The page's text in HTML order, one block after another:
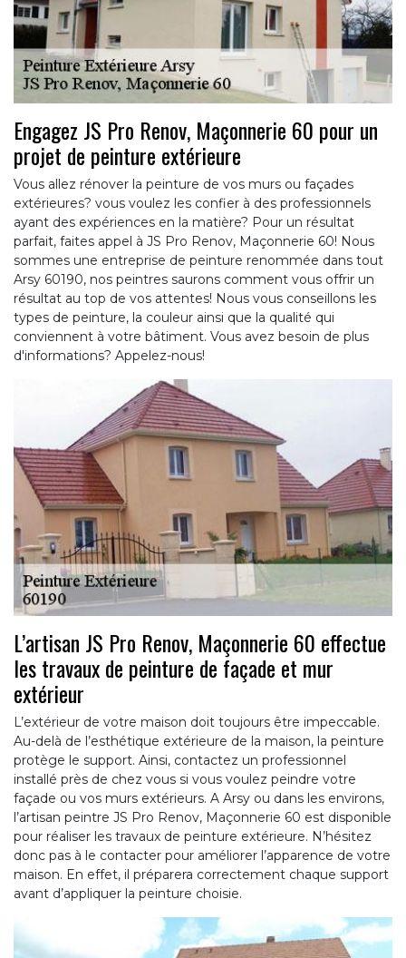
Engagez JS Pro Renov, Maçonnerie 60 pour un
projet de peinture extérieure
Vous allez rénover la peinture de vos murs ou façades
extérieures? vous voulez les confier à des professionnels
ayant des expériences en la matière? Pour un résultat
parfait, faites appel à JS Pro Renov, Maçonnerie 60! Nous
sommes une entreprise de peinture renommée dans tout
Arsy 60190, nos peintres saurons comment vous offrir un
résultat au top de vos attentes! Nous vous conseillons les
types de peinture, la couleur ainsi que la qualité qui
conviennent à votre bâtiment. Vous avez besoin de plus
d'informations? Appelez-nous!
L’artisan JS Pro Renov, Maçonnerie 60 effectue
les travaux de peinture de façade et mur
extérieur
L’extérieur de votre maison doit toujours être impeccable.
Au-delà de l’esthétique extérieure de la maison, la peinture
protège le support. Ainsi, contactez un professionnel
installé près de chez vous si vous voulez peindre votre
façade ou vos murs extérieurs. A Arsy ou dans les environs,
l’artisan peintre JS Pro Renov, Maçonnerie 60 est disponible
pour réaliser les travaux de peinture extérieure. N’hésitez
donc pas à le contacter pour améliorer l’apparence de votre
maison. En effet, il préparera correctement chaque support
avant d’appliquer la peinture choisie.